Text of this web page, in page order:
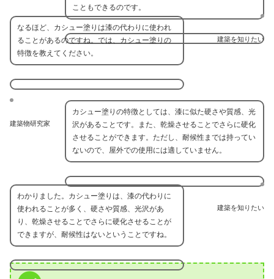
こともできるのです。
建築を知りたい
なるほど、カシュー塗りは漆の代わりに使われ
ることがあるのですね。では、カシュー塗りの
特徴を教えてください。
建築物研究家
カシュー塗りの特徴としては、漆に似た硬さや質感、光
沢があることです。また、乾燥させることでさらに硬化
させることができます。ただし、耐候性までは持ってい
ないので、屋外での使用には適していません。
建築を知りたい
わかりました。カシュー塗りは、漆の代わりに
使われることが多く、硬さや質感、光沢があ
り、乾燥させることでさらに硬化させることが
できますが、耐候性はないということですね。